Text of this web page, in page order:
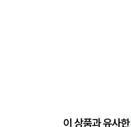
이 상품과 유사한